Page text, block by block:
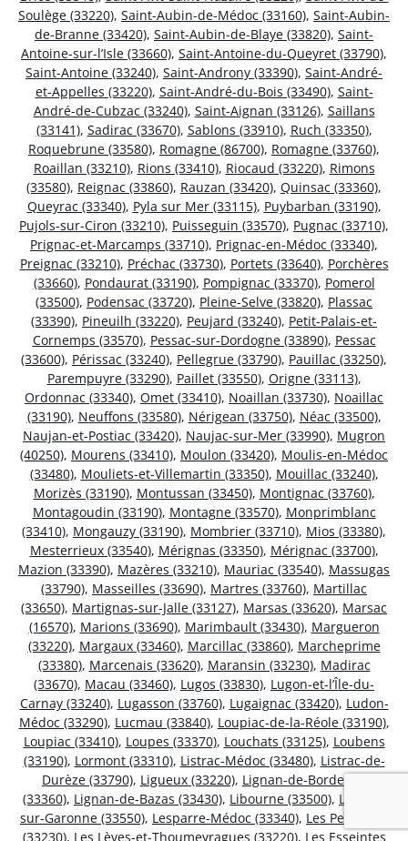
Soulège (33220), Saint-Aubin-de-Médoc (33160), Saint-Aubin-
de-Branne (33420), Saint-Aubin-de-Blaye (33820), Saint-
Antoine-sur-l’Isle (33660), Saint-Antoine-du-Queyret (33790),
Saint-Antoine (33240), Saint-Androny (33390), Saint-André-
et-Appelles (33220), Saint-André-du-Bois (33490), Saint-
André-de-Cubzac (33240), Saint-Aignan (33126), Saillans
(33141), Sadirac (33670), Sablons (33910), Ruch (33350),
Roquebrune (33580), Romagne (86700), Romagne (33760),
Roaillan (33210), Rions (33410), Riocaud (33220), Rimons
(33580), Reignac (33860), Rauzan (33420), Quinsac (33360),
Queyrac (33340), Pyla sur Mer (33115), Puybarban (33190),
Pujols-sur-Ciron (33210), Puisseguin (33570), Pugnac (33710),
Prignac-et-Marcamps (33710), Prignac-en-Médoc (33340),
Preignac (33210), Préchac (33730), Portets (33640), Porchères
(33660), Pondaurat (33190), Pompignac (33370), Pomerol
(33500), Podensac (33720), Pleine-Selve (33820), Plassac
(33390), Pineuilh (33220), Peujard (33240), Petit-Palais-et-
Cornemps (33570), Pessac-sur-Dordogne (33890), Pessac
(33600), Périssac (33240), Pellegrue (33790), Pauillac (33250),
Parempuyre (33290), Paillet (33550), Origne (33113),
Ordonnac (33340), Omet (33410), Noaillan (33730), Noaillac
(33190), Neuffons (33580), Nérigean (33750), Néac (33500),
Naujan-et-Postiac (33420), Naujac-sur-Mer (33990), Mugron
(40250), Mourens (33410), Moulon (33420), Moulis-en-Médoc
(33480), Mouliets-et-Villemartin (33350), Mouillac (33240),
Morizès (33190), Montussan (33450), Montignac (33760),
Montagoudin (33190), Montagne (33570), Monprimblanc
(33410), Mongauzy (33190), Mombrier (33710), Mios (33380),
Mesterrieux (33540), Mérignas (33350), Mérignac (33700),
Mazion (33390), Mazères (33210), Mauriac (33540), Massugas
(33790), Masseilles (33690), Martres (33760), Martillac
(33650), Martignas-sur-Jalle (33127), Marsas (33620), Marsac
(16570), Marions (33690), Marimbault (33430), Margueron
(33220), Margaux (33460), Marcillac (33860), Marcheprime
(33380), Marcenais (33620), Maransin (33230), Madirac
(33670), Macau (33460), Lugos (33830), Lugon-et-l’Île-du-
Carnay (33240), Lugasson (33760), Lugaignac (33420), Ludon-
Médoc (33290), Lucmau (33840), Loupiac-de-la-Réole (33190),
Loupiac (33410), Loupes (33370), Louchats (33125), Loubens
(33190), Lormont (33310), Listrac-Médoc (33480), Listrac-de-
Durèze (33790), Ligueux (33220), Lignan-de-Bordeaux
(33360), Lignan-de-Bazas (33430), Libourne (33500), Lestiac-
sur-Garonne (33550), Lesparre-Médoc (33340), Les Peintures
(33230), Les Lèves-et-Thoumeyragues (33220), Les Esseintes